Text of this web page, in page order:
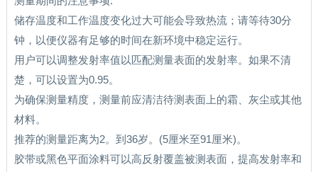
储存温度和工作温度变化过大可能会导致热流；请等待30分
钟，以便仪器有足够的时间在新环境中稳定运行。
用户可以调整发射率值以匹配测量表面的发射率。如果不清
楚，可以设置为0.95。
为确保测量精度，测量前应清洁待测表面上的霜、灰尘或其他
材料。
推荐的测量距离为2。到36岁。(5厘米至91厘米)。
胶带或黑色平面涂料可以高反射覆盖被测表面，提高发射率和